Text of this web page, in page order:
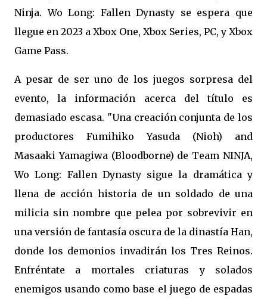
Ninja. Wo Long: Fallen Dynasty se espera que
llegue en 2023 a Xbox One, Xbox Series, PC, y Xbox
Game Pass.
A pesar de ser uno de los juegos sorpresa del
evento, la información acerca del título es
demasiado escasa. "Una creación conjunta de los
productores Fumihiko Yasuda (Nioh) and
Masaaki Yamagiwa (Bloodborne) de Team NINJA,
Wo Long: Fallen Dynasty sigue la dramática y
llena de acción historia de un soldado de una
milicia sin nombre que pelea por sobrevivir en
una versión de fantasía oscura de la dinastía Han,
donde los demonios invadirán los Tres Reinos.
Enfréntate a mortales criaturas y solados
enemigos usando como base el juego de espadas